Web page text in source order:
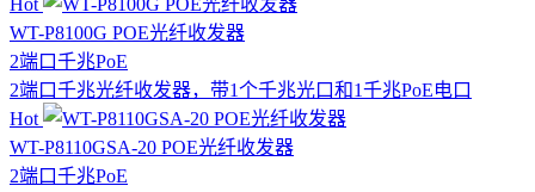
WT-P8100G POE光纤收发器
2端口千兆PoE
2端口千兆光纤收发器，带1个千兆光口和1千兆PoE电口
Hot
WT-P8110GSA-20 POE光纤收发器
2端口千兆PoE